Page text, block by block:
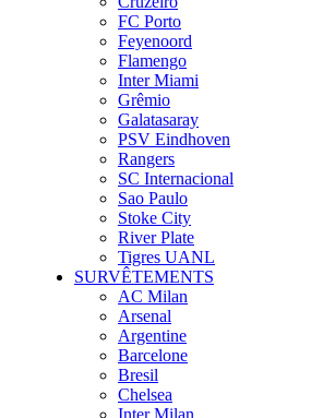
FC Porto
Feyenoord
Flamengo
Inter Miami
Grêmio
Galatasaray
PSV Eindhoven
Rangers
SC Internacional
Sao Paulo
Stoke City
River Plate
Tigres UANL
SURVÊTEMENTS
AC Milan
Arsenal
Argentine
Barcelone
Bresil
Chelsea
Inter Milan